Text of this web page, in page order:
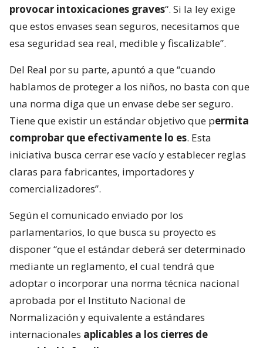
provocar intoxicaciones graves“. Si la ley exige
que estos envases sean seguros, necesitamos que
esa seguridad sea real, medible y fiscalizable”.
Del Real por su parte, apuntó a que “cuando
hablamos de proteger a los niños, no basta con que
una norma diga que un envase debe ser seguro.
Tiene que existir un estándar objetivo que permita
comprobar que efectivamente lo es. Esta
iniciativa busca cerrar ese vacío y establecer reglas
claras para fabricantes, importadores y
comercializadores”.
Según el comunicado enviado por los
parlamentarios, lo que busca su proyecto es
disponer “que el estándar deberá ser determinado
mediante un reglamento, el cual tendrá que
adoptar o incorporar una norma técnica nacional
aprobada por el Instituto Nacional de
Normalización y equivalente a estándares
internacionales aplicables a los cierres de